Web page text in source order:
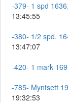
-379- 1 spd
13:45:55
-380- 1/2 spd.
13:47:07
-420- 1 mark
-785- Myntsett
19:32:53